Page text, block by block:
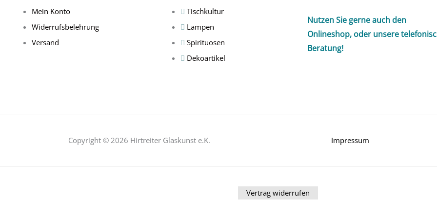
Mein Konto
Widerrufsbelehrung
Versand
Tischkultur
Lampen
Spirituosen
Dekoartikel
Nutzen Sie gerne auch den
Onlineshop, oder unsere
Beratung!
Copyright © 2026 Hirtreiter Glaskunst e.K. Impressum
Vertrag widerrufen